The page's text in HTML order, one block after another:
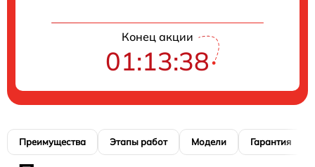
Конец акции
01:13:37
Преимущества Этапы работ Модели Гарантия